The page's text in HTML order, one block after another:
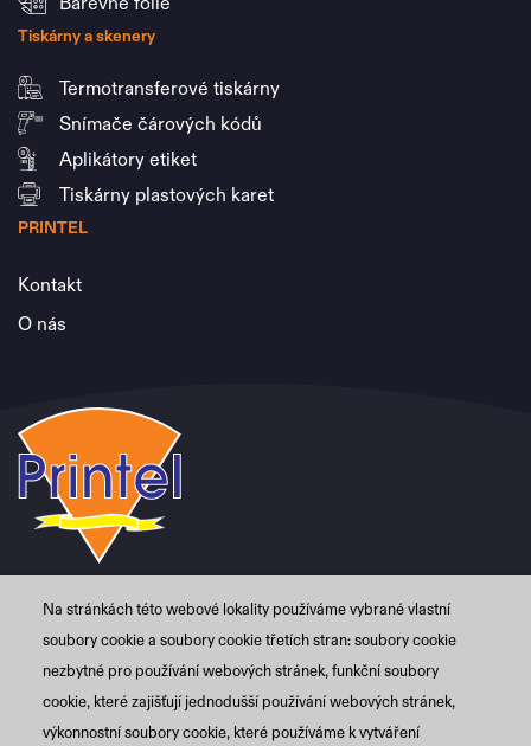
Na stránkách této webové lokality používáme vybrané vlastní
soubory cookie a soubory cookie třetích stran: soubory cookie
nezbytné pro používání webových stránek, funkční soubory
cookie, které zajišťují jednodušší používání webových stránek,
výkonnostní soubory cookie, které používáme k vytváření
Tiskárny a skenery
Termotransferové tiskárny
Snímače čárových kódů
Aplikátory etiket
Tiskárny plastových karet
PRINTEL
Kontakt
O nás
+420 774 480 084